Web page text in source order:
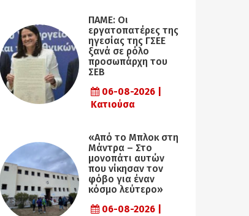
ΠΑΜΕ: Οι
εργατοπατέρες της
ηγεσίας της ΓΣΕΕ
ξανά σε ρόλο
προσωπάρχη του
ΣΕΒ
06-08-2026 |
Κατιούσα
«Από το Μπλοκ στη
Μάντρα – Στο
μονοπάτι αυτών
που νίκησαν τον
φόβο για έναν
κόσμο λεύτερο»
06-08-2026 |